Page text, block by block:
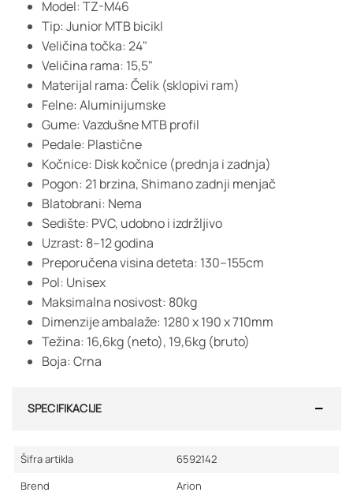
Model: TZ-M46
Tip: Junior MTB bicikl
Veličina točka: 24"
Veličina rama: 15,5"
Materijal rama: Čelik (sklopivi ram)
Felne: Aluminijumske
Gume: Vazdušne MTB profil
Pedale: Plastične
Kočnice: Disk kočnice (prednja i zadnja)
Pogon: 21 brzina, Shimano zadnji menjač
Blatobrani: Nema
Sedište: PVC, udobno i izdržljivo
Uzrast: 8–12 godina
Preporučena visina deteta: 130–155cm
Pol: Unisex
Maksimalna nosivost: 80kg
Dimenzije ambalaže: 1280 x 190 x 710mm
Težina: 16,6kg (neto), 19,6kg (bruto)
Boja: Crna
SPECIFIKACIJE
Šifra artikla
6592142
Brend
Arion